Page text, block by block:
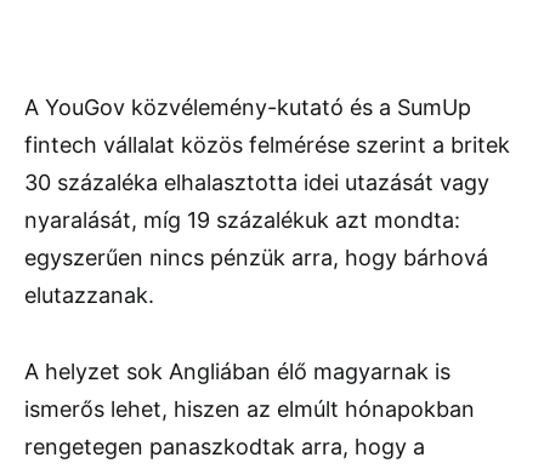
A YouGov közvélemény-kutató és a SumUp
fintech vállalat közös felmérése szerint a britek
30 százaléka elhalasztotta idei utazását vagy
nyaralását, míg 19 százalékuk azt mondta:
egyszerűen nincs pénzük arra, hogy bárhová
elutazzanak.
A helyzet sok Angliában élő magyarnak is
ismerős lehet, hiszen az elmúlt hónapokban
rengetegen panaszkodtak arra, hogy a